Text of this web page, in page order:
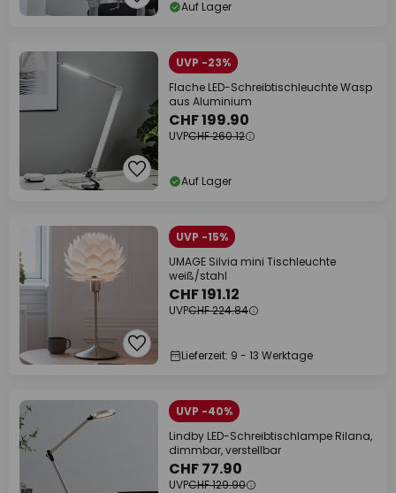
Auf Lager
UVP -23%
Flache LED-Schreibtischleuchte Wasp
aus Aluminium
CHF 199.90
UVPCHF 260.12
Auf Lager
UVP -15%
UMAGE Silvia mini Tischleuchte
weiß/stahl
CHF 191.12
UVPCHF 224.84
Lieferzeit: 9 - 13 Werktage
UVP -40%
Lindby LED-Schreibtischlampe Rilana,
dimmbar, verstellbar
CHF 77.90
UVPCHF 129.90